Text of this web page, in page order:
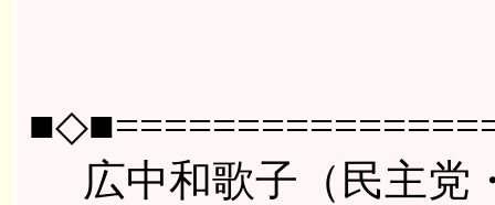
広中和歌子（民主党